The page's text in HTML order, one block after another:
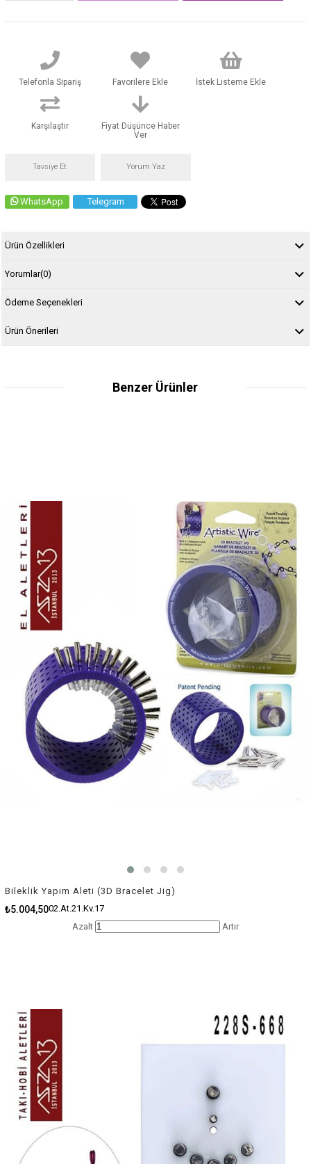
Telefonla Sipariş Favorilere Ekle İstek Listeme Ekle
Karşılaştır
Fiyat Düşünce Haber
Ver
Tavsiye Et Yorum Yaz
WhatsApp Telegram
Ürün Özellikleri
Yorumlar(0)
Ödeme Seçenekleri
Ürün Önerileri
Benzer Ürünler
Bileklik Yapım Aleti (3D Bracelet Jig)
₺5.004,5002.At.21.Kv.17
Azalt
Artır